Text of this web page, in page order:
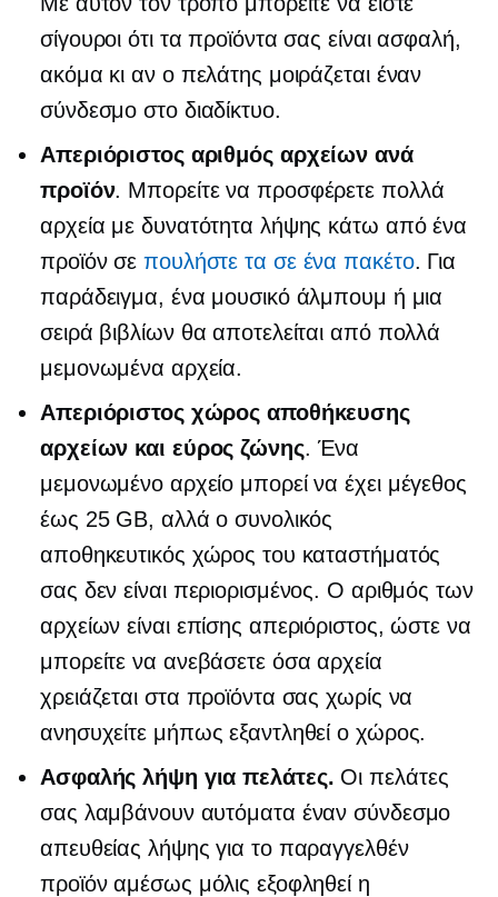
σίγουροι ότι τα προϊόντα σας είναι ασφαλή,
ακόμα κι αν ο πελάτης μοιράζεται έναν
σύνδεσμο στο διαδίκτυο.
Απεριόριστος αριθμός αρχείων ανά
προϊόν. Μπορείτε να προσφέρετε πολλά
αρχεία με δυνατότητα λήψης κάτω από ένα
προϊόν σεπουλήστε τα σε ένα πακέτο. Για
παράδειγμα, ένα μουσικό άλμπουμ ή μια
σειρά βιβλίων θα αποτελείται από πολλά
μεμονωμένα αρχεία.
Απεριόριστος χώρος αποθήκευσης
αρχείων και εύρος ζώνης. Ένα
μεμονωμένο αρχείο μπορεί να έχει μέγεθος
έως 25 GB, αλλά ο συνολικός
αποθηκευτικός χώρος του καταστήματός
σας δεν είναι περιορισμένος. Ο αριθμός των
αρχείων είναι επίσης απεριόριστος, ώστε να
μπορείτε να ανεβάσετε όσα αρχεία
χρειάζεται στα προϊόντα σας χωρίς να
ανησυχείτε μήπως εξαντληθεί ο χώρος.
Ασφαλής λήψη για πελάτες. Οι πελάτες
σας λαμβάνουν αυτόματα έναν σύνδεσμο
απευθείας λήψης για το παραγγελθέν
προϊόν αμέσως μόλις εξοφληθεί η